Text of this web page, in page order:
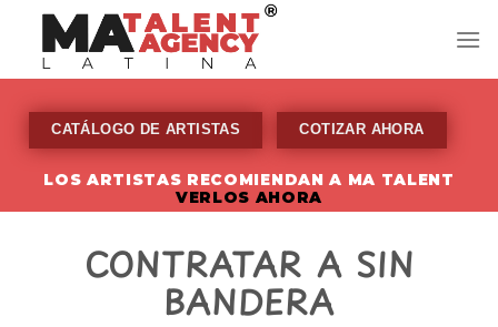
content
CATÁLOGO DE ARTISTAS COTIZAR AHORA
LOS ARTISTAS RECOMIENDAN A MA TALENT
VERLOS AHORA
CONTRATAR A SIN
BANDERA